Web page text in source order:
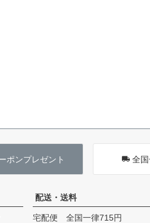
ポンプレゼント 全
配送・送料
宅配便 全国一律715円